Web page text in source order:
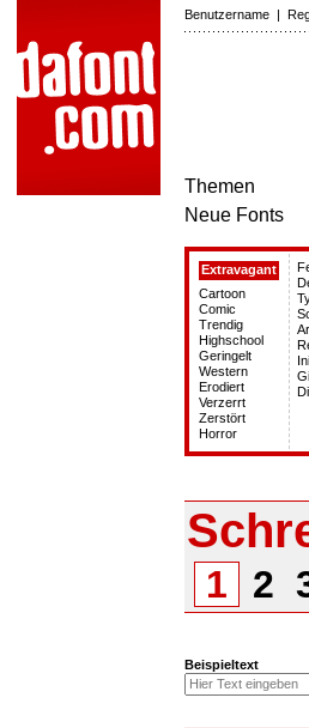
Benutzername |
Themen
Neue Fonts
Extravagant
Cartoon
Comic
Trendig
Highschool
Geringelt
Western
Erodiert
Verzerrt
Zerstört
Horror
1 2
Beispieltext